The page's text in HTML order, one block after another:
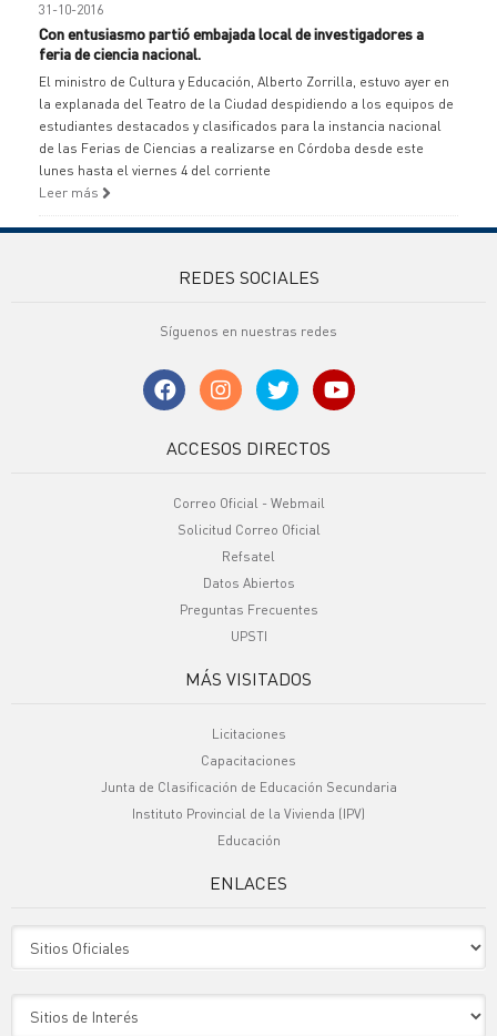
31-10-2016
Con entusiasmo partió embajada local de investigadores a
feria de ciencia nacional.
El ministro de Cultura y Educación, Alberto Zorrilla, estuvo ayer en
la explanada del Teatro de la Ciudad despidiendo a los equipos de
estudiantes destacados y clasificados para la instancia nacional
de las Ferias de Ciencias a realizarse en Córdoba desde este
lunes hasta el viernes 4 del corriente
Leer más
REDES SOCIALES
Síguenos en nuestras redes
ACCESOS DIRECTOS
Correo Oficial - Webmail
Solicitud Correo Oficial
Refsatel
Datos Abiertos
Preguntas Frecuentes
UPSTI
MÁS VISITADOS
Licitaciones
Capacitaciones
Junta de Clasificación de Educación Secundaria
Instituto Provincial de la Vivienda (IPV)
Educación
ENLACES